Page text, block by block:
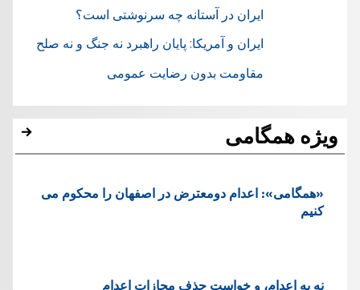
ایران در آستانه چه سرنوشتی است؟
ایران و آمریکا: پایان راهبرد نه جنگ و نه صلح
مقاومت بدون رضایت عمومی
ویژه همگامی
«همگامی»: اعدام دومعترض در اصفهان را محکوم می
کنیم
نه به اعدام، و خواست حذف مجازات اعدام